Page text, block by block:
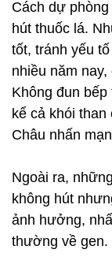
Cách dự phòng
hút thuốc lá.
tốt, tránh yếu
nhiều năm
Không đun
kể cả khói
Châu nhấn
Ngoài ra,
không hút
ảnh hưởng,
thường về gen.